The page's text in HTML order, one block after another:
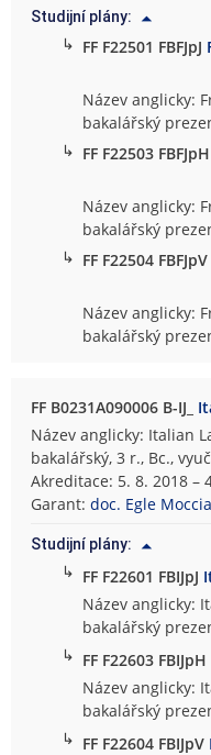
Studijní plány:
↳ FF F22501 FBFJpJ
Název anglicky:
bakalářský
↳ FF F22503 FBFJpH
Název anglicky:
bakalářský
↳ FF F22504 FBFJpV
Název anglicky:
bakalářský
FF B0231A090006 B-IJ_
Název anglicky: Italian
bakalářský, 3 r., Bc.,
Akreditace: 5. 8. 2018 –
Garant:doc. Egle
Studijní plány:
↳ FF F22601 FBIJpJ
Název anglicky:
bakalářský
↳ FF F22603 FBIJpH
Název anglicky:
bakalářský
↳ FF F22604 FBIJpV